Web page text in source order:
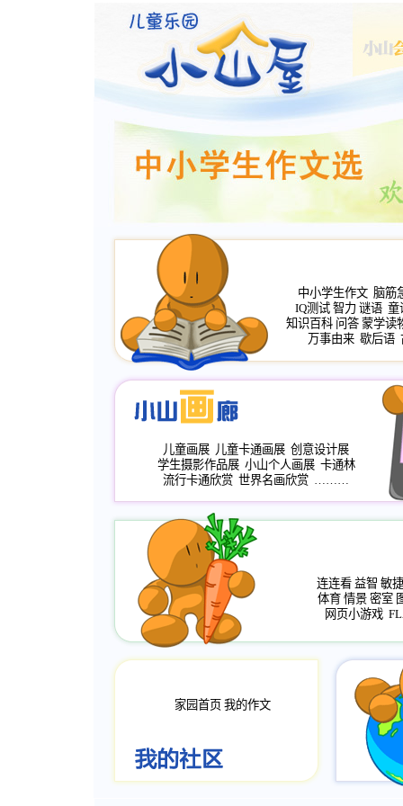
中小学生作文 脑筋
IQ测试 智力 谜语 童
知识百科 问答 蒙学读
万事由来 歇后语
儿童画展 儿童卡通画展 创意设计展
学生摄影作品展 小山个人画展 卡通林
流行卡通欣赏 世界名画欣赏 ………
连连看 益智 敏捷
体育 情景 密室
网页小游戏
家园首页 我的作文